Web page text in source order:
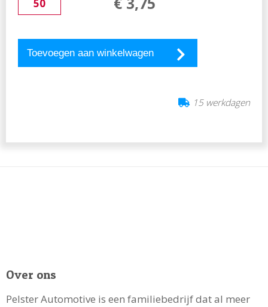
ervoor dat de bril prettig draagt, ook gedurende lange
Kortom, met deze bedrukbare zonnebril van RPC geef
je een praktisch, duurzaam en opvallend
Voordelen Bedrukbare zonnebril van RPC
Toevoegen aan winkelwagen
15 werkdagen
Over ons
Pelster Automotive is een familiebedrijf dat al meer